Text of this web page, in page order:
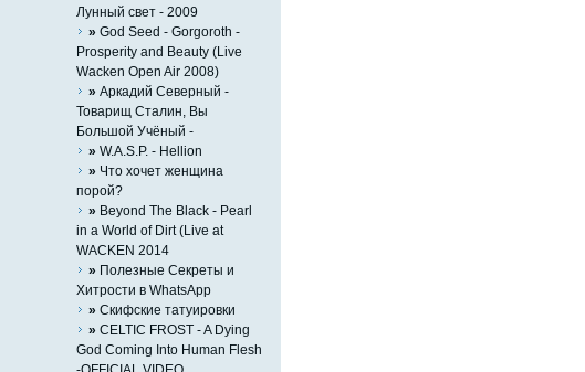
Лунный свет - 2009
» God Seed - Gorgoroth -
Prosperity and Beauty (Live
Wacken Open Air 2008)
» Аркадий Северный -
Товарищ Сталин, Вы
Большой Учёный -
» W.A.S.P. - Hellion
» Что хочет женщина
порой?
» Beyond The Black - Pearl
in a World of Dirt (Live at
WACKEN 2014
» Полезные Секреты и
Хитрости в WhatsApp
» Скифские татуировки
» CELTIC FROST - A Dying
God Coming Into Human Flesh
-OFFICIAL VIDEO